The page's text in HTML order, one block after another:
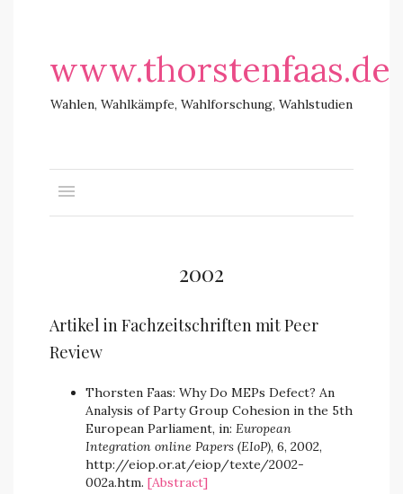
www.thorstenfaas.de
Wahlen, Wahlkämpfe, Wahlforschung, Wahlstudien
2002
Artikel in Fachzeitschriften mit Peer
Review
Thorsten Faas: Why Do MEPs Defect? An
Analysis of Party Group Cohesion in the 5th
European Parliament, in: European
Integration online Papers (EIoP), 6, 2002,
http://eiop.or.at/eiop/texte/2002-
002a.htm. [Abstract]